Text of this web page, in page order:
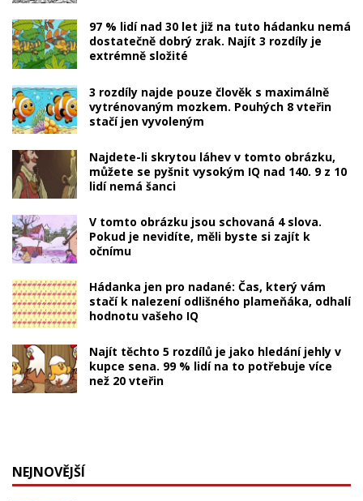
97 % lidí nad 30 let již na tuto hádanku nemá
dostatečně dobrý zrak. Najít 3 rozdíly je
extrémně složité
3 rozdíly najde pouze člověk s maximálně
vytrénovaným mozkem. Pouhých 8 vteřin
stačí jen vyvoleným
Najdete-li skrytou láhev v tomto obrázku,
můžete se pyšnit vysokým IQ nad 140. 9 z 10
lidí nemá šanci
V tomto obrázku jsou schovaná 4 slova.
Pokud je nevidíte, měli byste si zajít k
očnímu
Hádanka jen pro nadané: Čas, který vám
stačí k nalezení odlišného plameňáka, odhalí
hodnotu vašeho IQ
Najít těchto 5 rozdílů je jako hledání jehly v
kupce sena. 99 % lidí na to potřebuje více
než 20 vteřin
NEJNOVĚJŠÍ